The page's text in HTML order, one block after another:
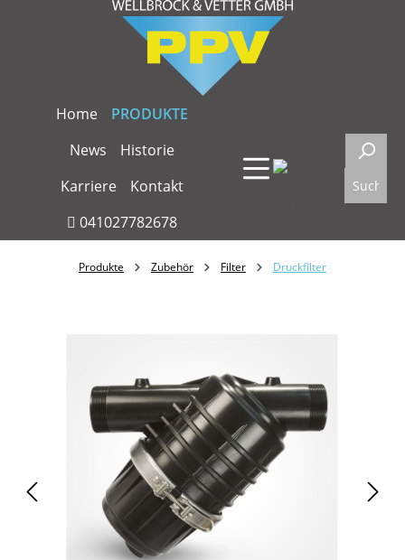
Zum Hauptinhalt springen
Home
PRODUKTE
News
Historie
Karriere
Kontakt
041027782678
Produkte Zubehör Filter Druckfilter